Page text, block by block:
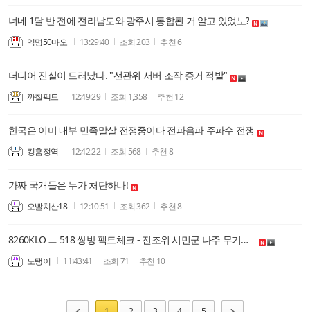
너네 1달 반 전에 전라남도와 광주시 통합된 거 알고 있었노?
익명50마오 13:29:40 조회203 추천6
더디어 진실이 드러났다. "선관위 서버 조작 증거 적발"
까칠팩트 12:49:29 조회 1,358 추천 12
한국은 이미 내부 민족말살 전쟁중이다 전파음파 주파수 전쟁
킹흠정역 12:42:22 조회 568 추천 8
가짜 국개들은 누가 처단하나!
오빨치산18 12:10:51 조회362 추천8
8260KLO ㅡ 518 쌍방 펙트체크 - 진조위 시민군 나주 무기고 피탈 21일 오후로 확정 사기발표
노탱이 11:43:41 조회 71 추천 10